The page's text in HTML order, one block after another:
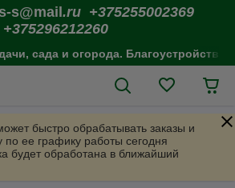
s@mail .ru +375255002369
+375296212260
сада и огорода. Благоустройство
быстро обрабатывать заказы и
по ее графику работы сегодня
будет обработана в ближайший